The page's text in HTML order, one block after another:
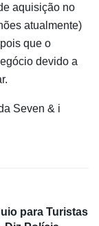
aquisição no
atualmente)
que o
devido a
Seven & i
para Turistas